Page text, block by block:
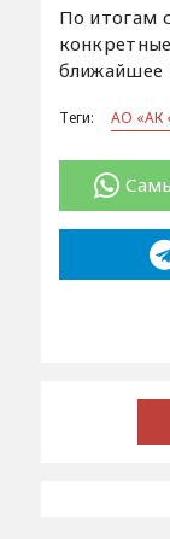
По итогам
ближайшее
Теги: АО «АК